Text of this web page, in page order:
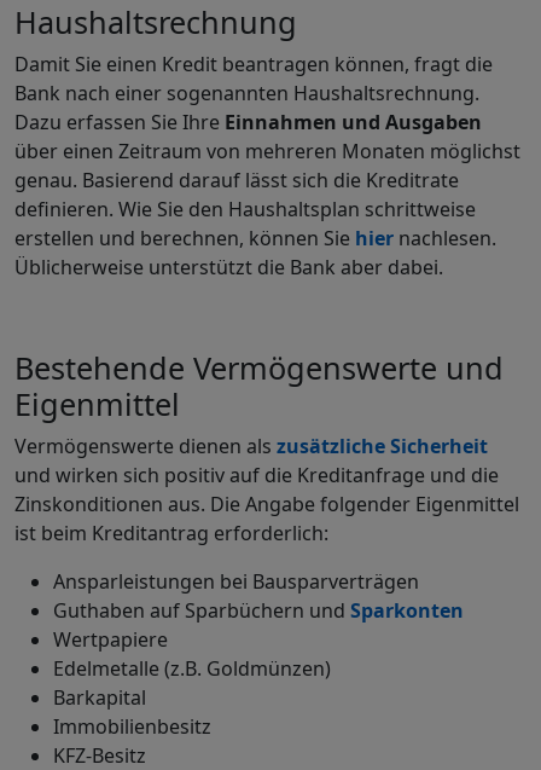
Haushaltsrechnung
Damit Sie einen Kredit beantragen können, fragt die
Bank nach einer sogenannten Haushaltsrechnung.
Dazu erfassen Sie Ihre Einnahmen und Ausgaben
über einen Zeitraum von mehreren Monaten möglichst
genau. Basierend darauf lässt sich die Kreditrate
definieren. Wie Sie den Haushaltsplan schrittweise
erstellen und berechnen, können Sie hier nachlesen.
Üblicherweise unterstützt die Bank aber dabei.
Bestehende Vermögenswerte und
Eigenmittel
Vermögenswerte dienen als zusätzliche Sicherheit
und wirken sich positiv auf die Kreditanfrage und die
Zinskonditionen aus. Die Angabe folgender Eigenmittel
ist beim Kreditantrag erforderlich:
Ansparleistungen bei Bausparverträgen
Guthaben auf Sparbüchern und Sparkonten
Wertpapiere
Edelmetalle (z.B. Goldmünzen)
Barkapital
Immobilienbesitz
KFZ-Besitz